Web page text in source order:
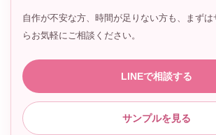
自作が不安な方、時間が足りない方も、まず
らお気軽にご相談ください。
LINEで相談する
サンプルを見る